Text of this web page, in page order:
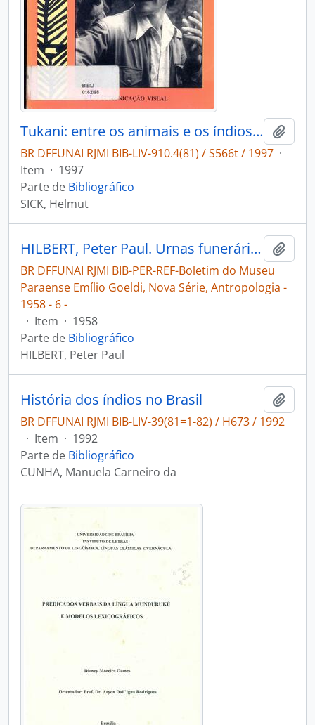
Tukani: entre os animais e os índios do Brasil Central.
BR DFFUNAI RJMI BIB-LIV-910.4(81) / S566t / 1997 ·
Item · 1997
Parte de Bibliográfico
SICK, Helmut
HILBERT, Peter Paul. Urnas funerárias do rio Cururú, alto Tapajós [Boletim do Museu Paraense Emílio Goeldi, Nova Série, Antropologia]
BR DFFUNAI RJMI BIB-PER-REF-Boletim do Museu
Paraense Emílio Goeldi, Nova Série, Antropologia -
1958 - 6 -
· Item · 1958
Parte de Bibliográfico
HILBERT, Peter Paul
História dos índios no Brasil
BR DFFUNAI RJMI BIB-LIV-39(81=1-82) / H673 / 1992
· Item · 1992
Parte de Bibliográfico
CUNHA, Manuela Carneiro da